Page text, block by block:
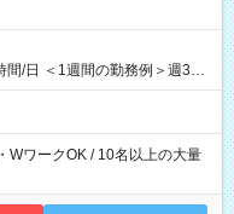
/日 ＜1週間の勤務例＞週3回
好きな時にお仕事
WワークOK / 10名以上の大量